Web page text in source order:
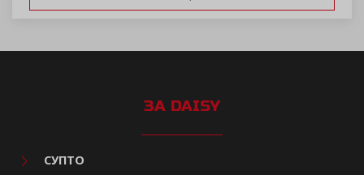
ЗА DAISY
СУПТО